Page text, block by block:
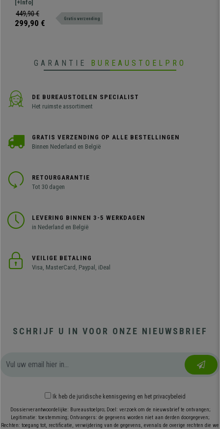
uur/dag, Aluminium
Onderstel, Lendensteun,
Oranje
ideaal voor intensief gebruik. De
stoel combineert een elegant
design met eersteklas afwerkingen
[+Info]
449,90 €
299,90 € Gratis verzending
GARANTIE BUREAUSTOELPRO
DE BUREAUSTOELEN SPECIALIST
Het ruimste assortiment
GRATIS VERZENDING OP ALLE BESTELLINGEN
Binnen Nederland en België
RETOURGARANTIE
Tot 30 dagen
LEVERING BINNEN 3-5 WERKDAGEN
in Nederland en België
VEILIGE BETALING
Visa, MasterCard, Paypal, iDeal
SCHRIJF U IN VOOR ONZE NIEUWSBRIEF
Ik heb de juridische kennisgeving en het privacybeleid
Dossierverantwoordelijke: Bureaustoelpro; Doel: verzoek om de nieuwsbrief te ontvangen;
Legitimatie: toestemming; Ontvangers: de gegevens worden niet aan derden doorgegeven;
Rechten: toegang tot, rectificatie, verwijdering van de gegevens, evenals de overige rechten die we